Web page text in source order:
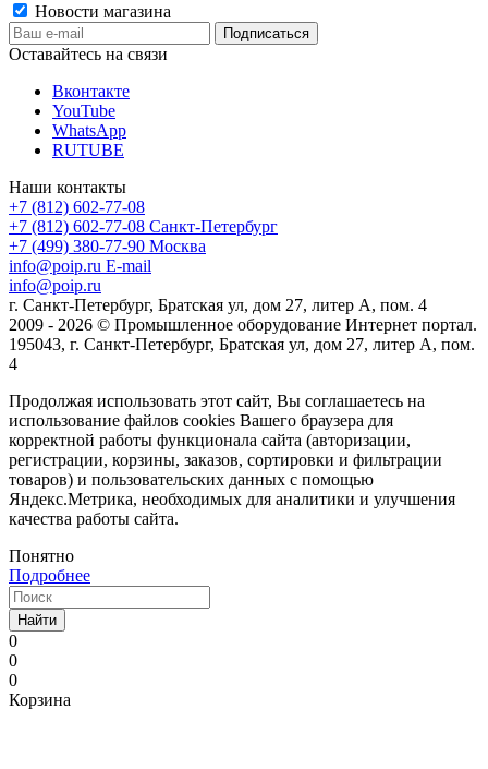
Новости магазина
Оставайтесь на связи
Вконтакте
YouTube
WhatsApp
RUTUBE
Наши контакты
+7 (812) 602-77-08
+7 (812) 602-77-08 Санкт-Петербург
+7 (499) 380-77-90 Москва
info@poip.ru E-mail
info@poip.ru
г. Санкт-Петербург, Братская ул, дом 27, литер А, пом. 4
2009 - 2026 © Промышленное оборудование Интернет портал.
195043, г. Санкт-Петербург, Братская ул, дом 27, литер А, пом.
4
Продолжая использовать этот сайт, Вы соглашаетесь на
использование файлов cookies Вашего браузера для
корректной работы функционала сайта (авторизации,
регистрации, корзины, заказов, сортировки и фильтрации
товаров) и пользовательских данных с помощью
Яндекс.Метрика, необходимых для аналитики и улучшения
качества работы сайта.
Понятно
Подробнее
Найти
0
0
0
Корзина